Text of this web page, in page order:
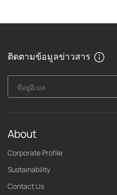
ติดตามข้อมูลข่าวสาร
ที่อยู่อีเมล
About
Corporate Profile
Sustainability
Contact Us